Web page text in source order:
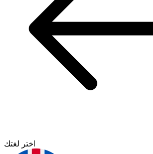
اختر لغتك